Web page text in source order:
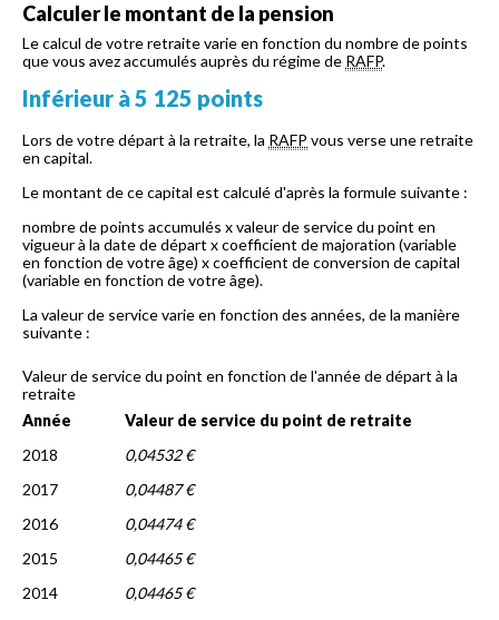
Calculer le montant de la pension
Le calcul de votre retraite varie en fonction du nombre de points
que vous avez accumulés auprès du régime de RAFP.
Inférieur à 5 125 points
Lors de votre départ à la retraite, la RAFP vous verse une retraite
en capital.
Le montant de ce capital est calculé d'après la formule suivante :
nombre de points accumulés x valeur de service du point en
vigueur à la date de départ x coefficient de majoration (variable
en fonction de votre âge) x coefficient de conversion de capital
(variable en fonction de votre âge).
La valeur de service varie en fonction des années, de la manière
suivante :
Valeur de service du point en fonction de l'année de départ à la
retraite
Année
Valeur de service du point de retraite
2018
0,04532 €
2017
0,04487 €
2016
0,04474 €
2015
0,04465 €
2014
0,04465 €